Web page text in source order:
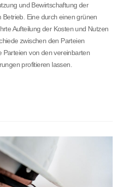
und Bewirtschaftung der
Betrieb. Eine durch einen grünen
Aufteilung der Kosten und Nutzen
zwischen den Parteien
Parteien von den vereinbarten
profitieren lassen.